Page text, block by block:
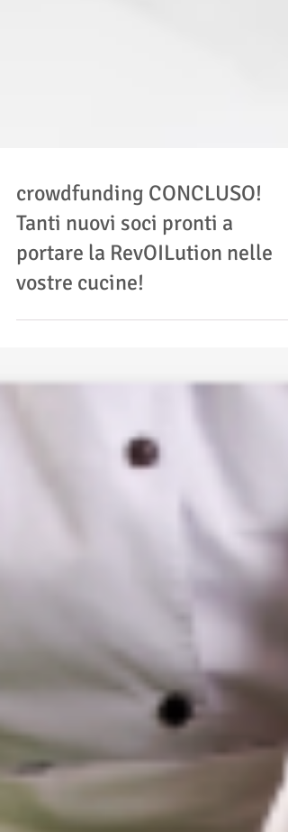
crowdfunding CONCLUSO!
Tanti nuovi soci pronti a
portare la RevOILution nelle
vostre cucine!